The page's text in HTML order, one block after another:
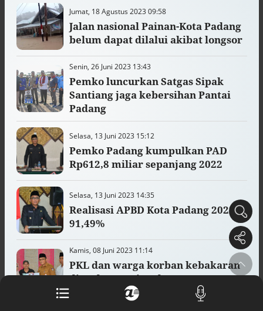
Jumat, 18 Agustus 2023 09:58
Jalan nasional Painan-Kota Padang
belum dapat dilalui akibat longsor
Senin, 26 Juni 2023 13:43
Pemko luncurkan Satgas Sipak
Santiang jaga kebersihan Pantai
Padang
Selasa, 13 Juni 2023 15:12
Pemko Padang kumpulkan PAD
Rp612,8 miliar sepanjang 2022
Selasa, 13 Juni 2023 14:35
Realisasi APBD Kota Padang 2022
91,49%
Kamis, 08 Juni 2023 11:14
PKL dan warga korban kebakaran
di Padang terima bantuan Rp1,5
juta
Efek jera untuk pejabat abai LHKPN
Alinea.id - Peristiwa
Buku berusia 900 tahun ditemukan di
arsip rahasia Vatikan, ada prediksi
tahun Kiamat
Alinea.id - Peristiwa
Akar persoalan berulangnya kekerasan
terhadap PMI di Malaysia
DPR minta penerbitan sertifikat pagar
laut diproses hukum
Mungkinkah duet Anies-Ahok terealisasi
di Pilpres 2029?
Alinea.id - Politik
Pemprov Sultra klarifikasi isu PT GKP,
imbau masyarakat hormati proses
hukum